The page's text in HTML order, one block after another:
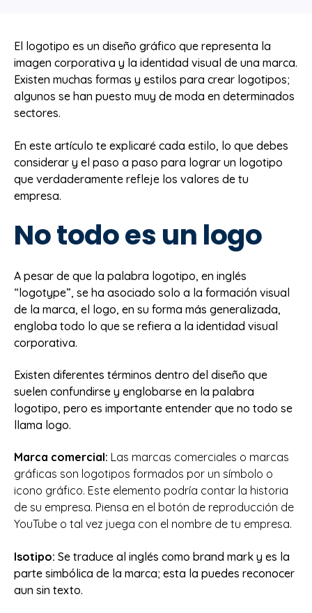
El logotipo es un diseño gráfico que representa la
imagen corporativa y la identidad visual de una marca.
Existen muchas formas y estilos para crear logotipos;
algunos se han puesto muy de moda en determinados
sectores.
En este artículo te explicaré cada estilo, lo que debes
considerar y el paso a paso para lograr un logotipo
que verdaderamente refleje los valores de tu
empresa.
No todo es un logo
A pesar de que la palabra logotipo, en inglés
“logotype”, se ha asociado solo a la formación visual
de la marca, el logo, en su forma más generalizada,
engloba todo lo que se refiera a la identidad visual
corporativa.
Existen diferentes términos dentro del diseño que
suelen confundirse y englobarse en la palabra
logotipo, pero es importante entender que no todo se
llama logo.
Marca comercial: Las marcas comerciales o marcas
gráficas son logotipos formados por un símbolo o
icono gráfico. Este elemento podría contar la historia
de su empresa. Piensa en el botón de reproducción de
YouTube o tal vez juega con el nombre de tu empresa.
Isotipo: Se traduce al inglés como brand mark y es la
parte simbólica de la marca; esta la puedes reconocer
aun sin texto.